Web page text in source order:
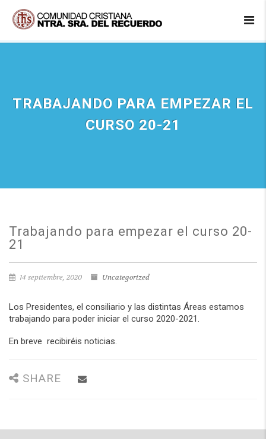
TRABAJANDO PARA EMPEZAR EL
CURSO 20-21
Trabajando para empezar el curso 20-
21
14 septiembre, 2020 Uncategorized
Los Presidentes, el consiliario y las distintas Áreas estamos
trabajando para poder iniciar el curso 2020-2021.
En breve recibiréis noticias.
SHARE